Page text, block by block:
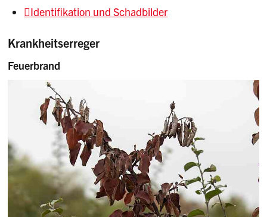
Identifikation und Schadbilder
Krankheitserreger
Feuerbrand